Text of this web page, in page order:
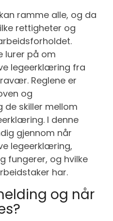
ramme alle, og da
rettigheter og
lurer på om
legeerklæring fra
Reglene er
og
de skiller mellom
I denne
gjennom når
legeerklæring,
fungerer, og hvilke
har.
og når